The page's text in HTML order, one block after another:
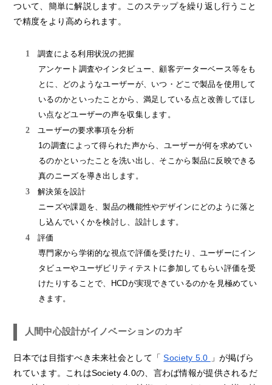
ついて、簡単に解説します。このステップを繰り返し行うこと
で精度をより高められます。
調査による利用状況の把握
アンケート調査やインタビュー、顧客データーベース等をも
とに、どのようなユーザーが、いつ・どこで製品を使用して
いるのかといったことから、満足している点と改善してほし
い点などユーザーの声を収集します。
ユーザーの要求事項を分析
1の調査によって得られた声から、ユーザーが何を求めてい
るのかといったことを洗い出し、そこから製品に反映できる
真のニーズを導き出します。
解決策を設計
ニーズや課題を、製品の機能性やデザインにどのように落と
し込んでいくかを検討し、設計します。
評価
専門家から学術的な視点で評価を受けたり、ユーザーにイン
タビューやユーザビリティテストに参加してもらい評価を受
けたりすることで、HCDが実現できているのかを見極めてい
きます。
人間中心設計がイノベーションのカギ
日本では目指すべき未来社会として「Society 5.0
」が掲げら
れています。これはSociety 4.0の、言わば情報が提供されるだ